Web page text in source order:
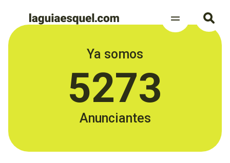
Ya somos
5273
Anunciantes